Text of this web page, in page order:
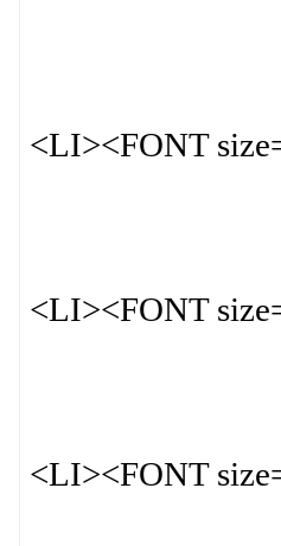
<LI><FONT
<LI><FONT
<LI><FONT